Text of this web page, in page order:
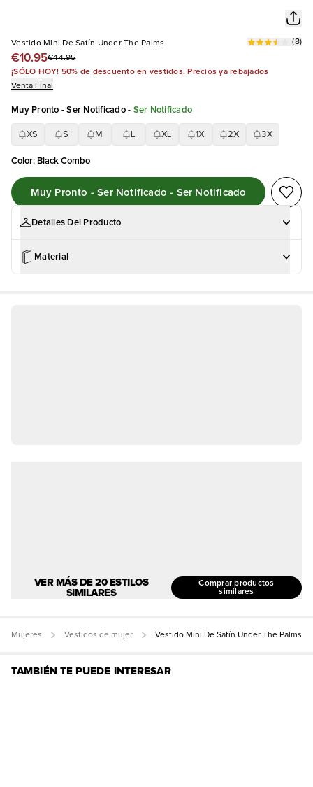
Vestido Mini De Satín Under The Palms
€10.95€44.95
(8)
¡SÓLO HOY! 50% de descuento en vestidos. Precios ya rebajados
Venta Final
Muy Pronto - Ser Notificado- Ser Notificado
XS S M XL 1X 2X 3X
Color: Black Combo
Muy Pronto - Ser Notificado - Ser Notificado
Detalles Del Producto
Material
VER MÁS DE 20 ESTILOS
SIMILARES
Comprar productos
similares
Mujeres Vestidos de mujer Vestido Mini De Satín Under The Palms
TAMBIÉN TE PUEDE INTERESAR